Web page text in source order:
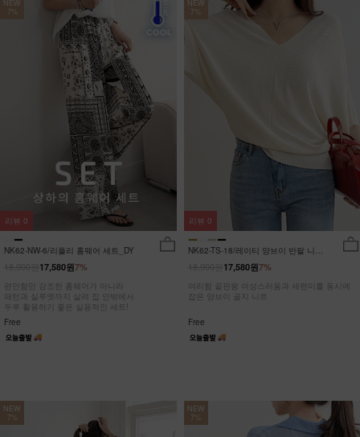
NEW
7%
NK62-NW-6/리플리 홈웨어 세트_DY
7%
17,580원
편안함만 강조한 홈웨어가 아니라
패턴과 실루엣까지 살려 집 안밖에서
두루 활용하기 좋은 실용적인 세트!
Free
리뷰 0
NEW
7%
NK62-TS-18/레이티 양브이 반팔 니트
7%
17,580원
여리함 끝판왕 여성스러움과 세련미를 동시에
잡은 양브이 골지 니트
Free
리뷰 0
NEW
7%
NEW
7%